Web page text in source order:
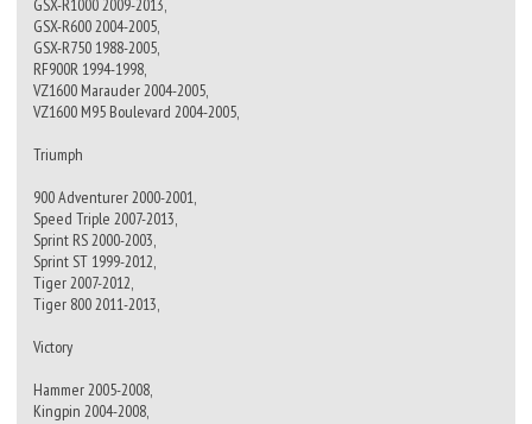
GSX-R1000 2009-2013,
GSX-R600 2004-2005,
GSX-R750 1988-2005,
RF900R 1994-1998,
VZ1600 Marauder 2004-2005,
VZ1600 M95 Boulevard 2004-2005,
Triumph
900 Adventurer 2000-2001,
Speed Triple 2007-2013,
Sprint RS 2000-2003,
Sprint ST 1999-2012,
Tiger 2007-2012,
Tiger 800 2011-2013,
Victory
Hammer 2005-2008,
Kingpin 2004-2008,